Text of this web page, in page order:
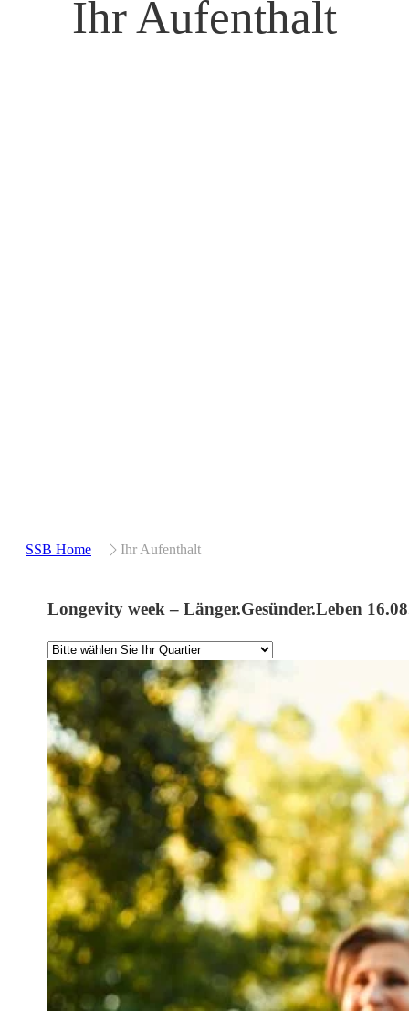
Ihr Aufenthalt
SSB Home Ihr Aufenthalt
Longevity week – Länger.Gesünder.Leben